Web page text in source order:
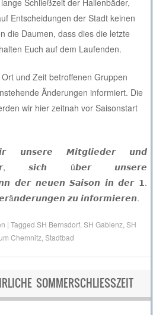
Schließzeit der Hallenbäder,
Entscheidungen der Stadt keinen
die Daumen, dass dies die letzte
Euch auf dem Laufenden.
und Zeit betroffenen Gruppen
Änderungen informiert. Die
wir hier zeitnah vor Saisonstart
𝙪𝙣𝙨𝙚𝙧𝙚 𝙈𝙞𝙩𝙜𝙡𝙞𝙚𝙙𝙚𝙧 𝙪𝙣𝙙
𝙨𝙞𝙘𝙝 ü𝙗𝙚𝙧 𝙪𝙣𝙨𝙚𝙧𝙚
𝙙𝙚𝙧 𝙣𝙚𝙪𝙚𝙣 𝙎𝙖𝙞𝙨𝙤𝙣 𝙞𝙣 𝙙𝙚𝙧 𝟭.
𝙯𝙪 𝙞𝙣𝙛𝙤𝙧𝙢𝙞𝙚𝙧𝙚𝙣.
|TaggedSH Bernsdorf ,SH Gablenz ,SH
Chemnitz ,Stadtbad
SOMMERSCHLIESSZEIT